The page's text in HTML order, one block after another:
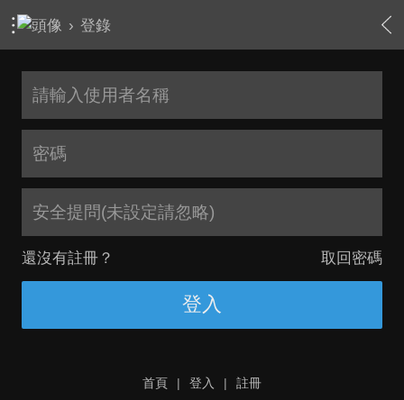
› 登錄
安全提問(未設定請忽略)
還沒有註冊？ 取回密碼
登入
首頁 | 登入 |
註冊